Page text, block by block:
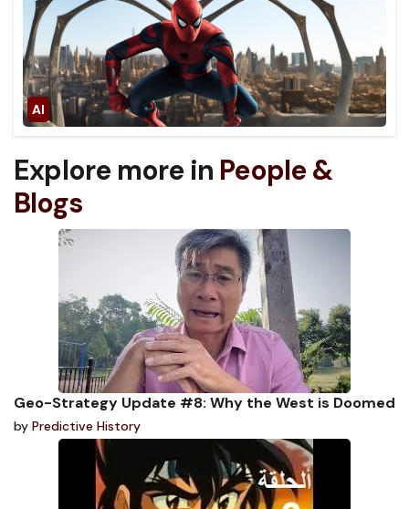
Explore more in People &
Blogs
Geo-Strategy Update #8: Why the West is Doomed
by Predictive History